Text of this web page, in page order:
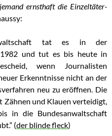
ernsthaft die Einzeltäter-
tat es in der
1982 und tut es bis heute in
wenn Journalisten
Erkenntnisse nicht an der
neu zu eröffnen. Die
und Klauen verteidigt,
in die Bundesanwaltschaft
(der blinde fleck)